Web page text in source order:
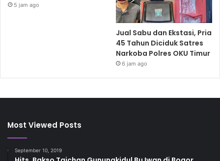
5 jam ago
Jual Sabu dan Ekstasi, Pria
45 Tahun Diciduk Satres
Narkoba Polres OKU Timur
6 jam ago
Most Viewed Posts
September 10, 2019